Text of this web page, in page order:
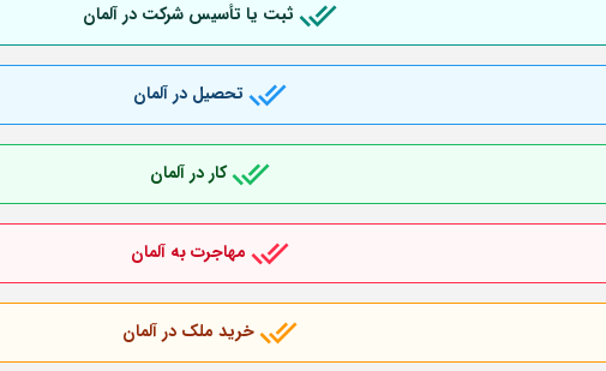
ثبت یا تأسیس شرکت در آلمان
تحصیل در آلمان
کار در آلمان
مهاجرت به آلمان
خرید ملک در آلمان